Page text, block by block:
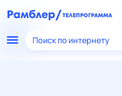
Поиск по интернету